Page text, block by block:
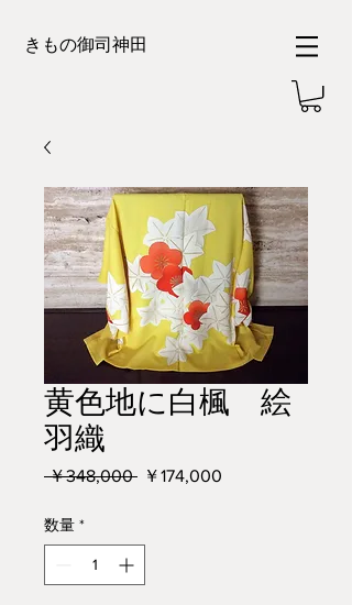
きもの御司神田
黄色地に白楓 絵
羽織
￥348,000 通
格
￥174,000
数量 *